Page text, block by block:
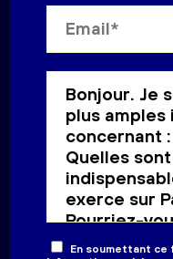
En soumettant ce